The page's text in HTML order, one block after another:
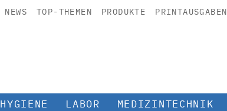
NEWS TOP-THEMEN PRODUKTE PRINTAUSGABEN
HYGIENE LABOR MEDIZINTECHNIK